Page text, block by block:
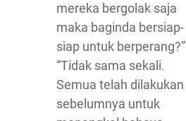
mereka bergolak saja
maka baginda bersiap-
siap untuk berperang?”
“Tidak sama sekali.
Semua telah dilakukan
sebelumnya untuk